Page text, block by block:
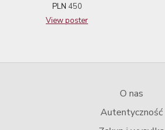
PLN 450
View poster
O nas
Autentyczność